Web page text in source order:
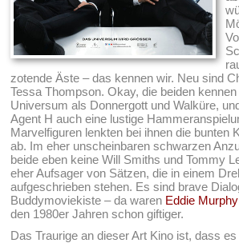
zotende Äste – das kennen wir. Neu sind
Tessa Thompson. Okay, die beiden
Universum als Donnergott und Walküre,
Agent H auch eine lustige
Marvelfiguren lenkten bei ihnen die bunten
ab. Im eher unscheinbaren schwarzen
beide eben keine Will Smiths und Tommy
eher Aufsager von Sätzen, die in einem
aufgeschrieben stehen. Es sind brave
Buddymoviekiste – da waren Eddie
den 1980er Jahren schon giftiger.
Das Traurige an dieser Art Kino ist, dass